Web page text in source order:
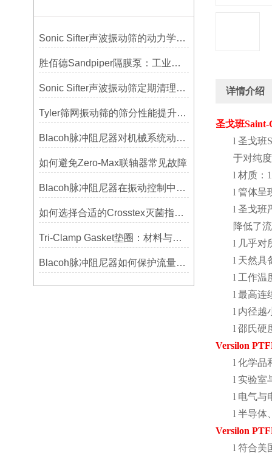
Sonic Sifter声波振动筛的动力学模拟与性能分析
胜佰德Sandpiper隔膜泵：工业流体输送的可靠动力解决方案
Sonic Sifter声波振动筛定期清理的重要性
Tyler筛网振动筛的筛分性能提升技巧
Blacoh脉冲阻尼器对机械系统动态特性的影响分析
如何避免Zero-Max联轴器常见故障
Blacoh脉冲阻尼器在振动控制中的作用分析
如何选择合适的Crosstex灭菌指示标签？
Tri-Clamp Gasket垫圈：材料与应用的全面指南
Blacoh脉冲阻尼器如何保护流量计、压力开关和管路附件？
详情介绍
圣戈班Saint-
l 圣戈班
于对纯
l 材质：
l 管体呈
l 圣戈班
降低了
l 几乎对
l 天然具
l 工作温
l 最高连
l 内径越
l 邵氏硬
Versilon
l 化学品
l 实验室
l 电气与
l 半导体
Versilon
l 符合美